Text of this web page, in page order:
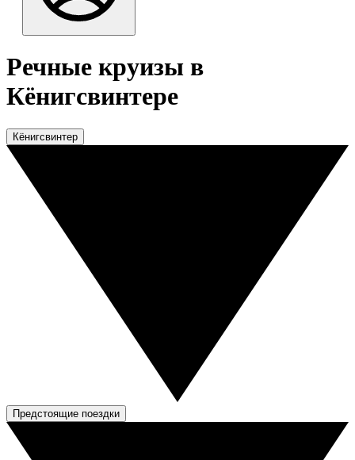
Речные круизы в
Кёнигсвинтере
Кёнигсвинтер
Предстоящие поездки